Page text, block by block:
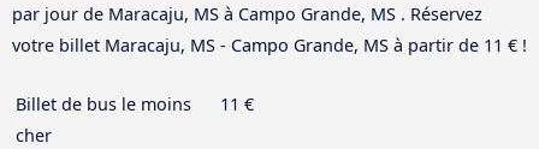
par jour de Maracaju, MS à Campo Grande, MS . Réservez
votre billet Maracaju, MS - Campo Grande, MS à partir de 11 € !
Billet de bus le moins
cher
11 €